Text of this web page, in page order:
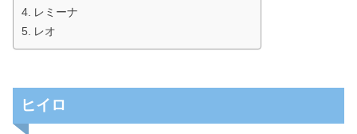
レミーナ
レオ
ヒイロ